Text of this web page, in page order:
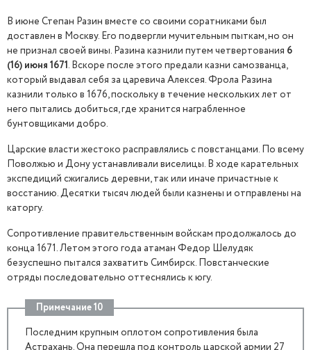
В июне Степан Разин вместе со своими соратниками был
доставлен в Москву. Его подвергли мучительным пыткам, но он
не признал своей вины. Разина казнили путем четвертования 6
(16) июня 1671. Вскоре после этого предали казни самозванца,
который выдавал себя за царевича Алексея. Фрола Разина
казнили только в 1676, поскольку в течение нескольких лет от
него пытались добиться, где хранится награбленное
бунтовщиками добро.
Царские власти жестоко расправлялись с повстанцами. По всему
Поволжью и Дону устанавливали виселицы. В ходе карательных
экспедиций сжигались деревни, так или иначе причастные к
восстанию. Десятки тысяч людей были казнены и отправлены на
каторгу.
Сопротивление правительственным войскам продолжалось до
конца 1671. Летом этого года атаман Федор Шелудяк
безуспешно пытался захватить Симбирск. Повстанческие
отряды последовательно оттеснялись к югу.
Примечание 10
Последним крупным оплотом сопротивления была